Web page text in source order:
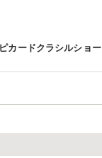
カードクラシルショー